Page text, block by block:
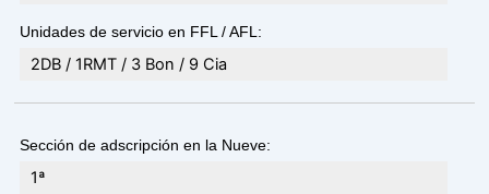
Unidades de servicio en FFL / AFL:
2DB / 1RMT / 3 Bon / 9 Cia
Sección de adscripción en la Nueve:
1ª